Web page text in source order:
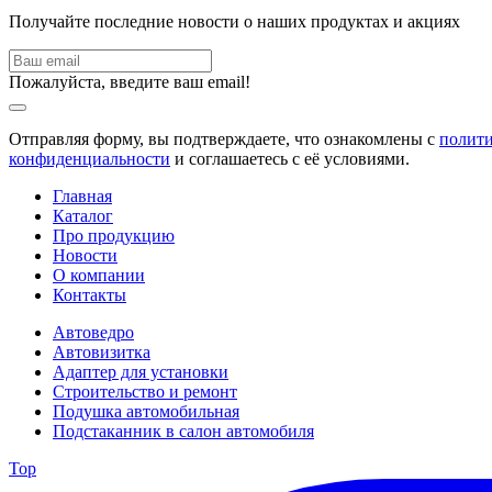
Получайте последние новости о наших продуктах и акциях
Пожалуйста, введите ваш email!
Отправляя форму, вы подтверждаете, что ознакомлены с
конфиденциальности и соглашаетесь с её условиями.
Главная
Каталог
Про продукцию
Новости
О компании
Контакты
Автоведро
Автовизитка
Адаптер для установки
Строительство и ремонт
Подушка автомобильная
Подстаканник в салон автомобиля
Top